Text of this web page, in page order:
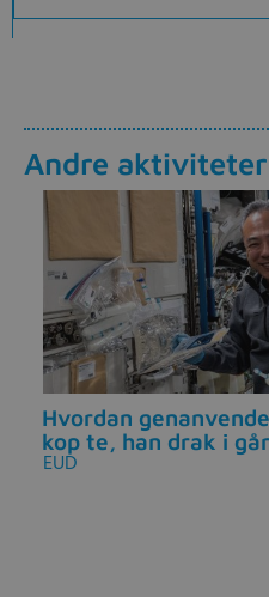
Andre
Hvordan
kop te, han drak i
EUD